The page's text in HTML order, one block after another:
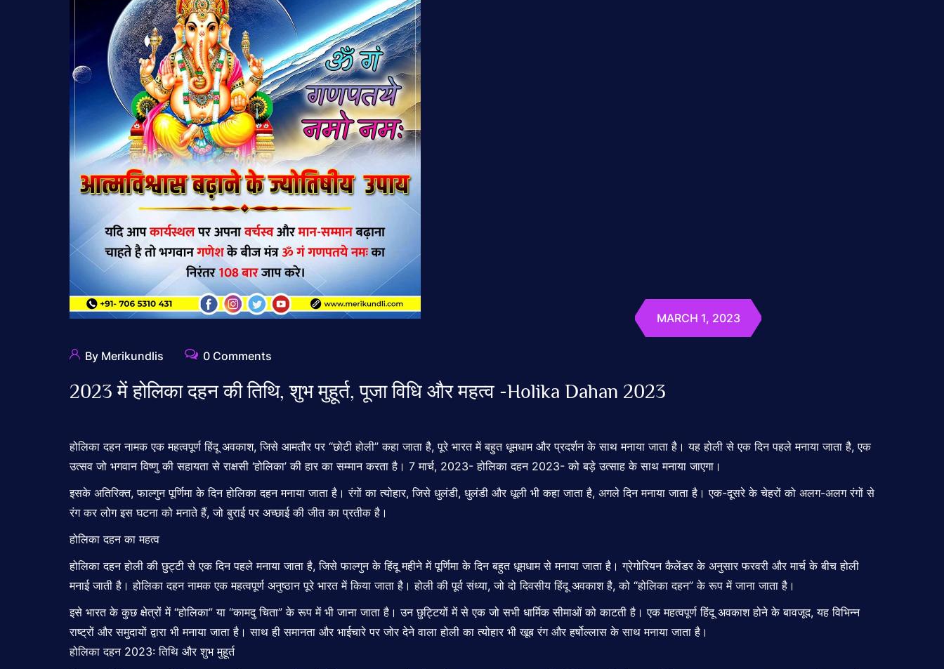
MARCH 1, 2023
By Merikundlis 0 Comments
2023 में होलिका दहन की तिथि, शुभ मुहूर्त, पूजा विधि और महत्व -Holika Dahan 2023
होलिका दहन नामक एक महत्वपूर्ण हिंदू अवकाश, जिसे आमतौर पर “छोटी होली” कहा जाता है, पूरे भारत में बहुत धूमधाम और प्रदर्शन के साथ मनाया जाता है। यह होली से एक दिन पहले मनाया जाता है, एक
उत्सव जो भगवान विष्णु की सहायता से राक्षसी ‘होलिका’ की हार का सम्मान करता है। 7 मार्च, 2023- होलिका दहन 2023- को बड़े उत्साह के साथ मनाया जाएगा।
इसके अतिरिक्त, फाल्गुन पूर्णिमा के दिन होलिका दहन मनाया जाता है। रंगों का त्योहार, जिसे धुलंडी, धुलंडी और धूली भी कहा जाता है, अगले दिन मनाया जाता है। एक-दूसरे के चेहरों को अलग-अलग रंगों से
रंग कर लोग इस घटना को मनाते हैं, जो बुराई पर अच्छाई की जीत का प्रतीक है।
होलिका दहन का महत्व
होलिका दहन होली की छुट्टी से एक दिन पहले मनाया जाता है, जिसे फाल्गुन के हिंदू महीने में पूर्णिमा के दिन बहुत धूमधाम से मनाया जाता है। ग्रेगोरियन कैलेंडर के अनुसार फरवरी और मार्च के बीच होली
मनाई जाती है। होलिका दहन नामक एक महत्वपूर्ण अनुष्ठान पूरे भारत में किया जाता है। होली की पूर्व संध्या, जो दो दिवसीय हिंदू अवकाश है, को “होलिका दहन” के रूप में जाना जाता है।
इसे भारत के कुछ क्षेत्रों में “होलिका” या “कामदु चिता” के रूप में भी जाना जाता है। उन छुट्टियों में से एक जो सभी धार्मिक सीमाओं को काटती है। एक महत्वपूर्ण हिंदू अवकाश होने के बावजूद, यह विभिन्न
राष्ट्रों और समुदायों द्वारा भी मनाया जाता है। साथ ही समानता और भाईचारे पर जोर देने वाला होली का त्योहार भी खूब रंग और हर्षोल्लास के साथ मनाया जाता है।
होलिका दहन 2023: तिथि और शुभ मुहूर्त